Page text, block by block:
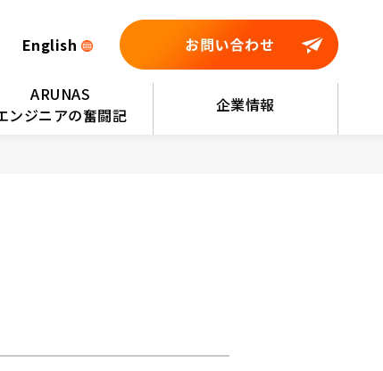
English
ARUNAS
ンジニアの奮闘記
企業情報